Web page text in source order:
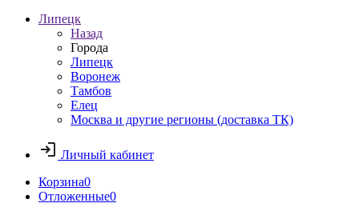
Липецк
Назад
Города
Липецк
Воронеж
Тамбов
Елец
Москва и другие регионы (доставка ТК)
Личный кабинет
Корзина0
Отложенные0